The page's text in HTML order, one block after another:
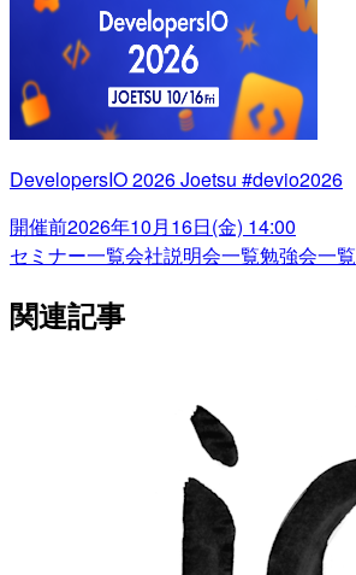
DevelopersIO 2026 Joetsu #devio2026
開催前2026年10月16日(金) 14:00
セミナー一覧会社説明会一覧勉強会一覧
関連記事